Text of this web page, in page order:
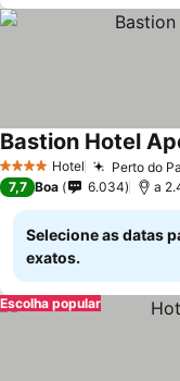
4 EstrelasHotel Perto do
Bastion Hotel
7,7 Boa 6.034 a
Selecione as datas
exatos.
Escolha popular